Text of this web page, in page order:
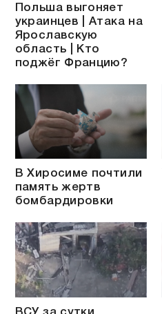
Польша выгоняет
украинцев | Атака на
Ярославскую
область | Кто
поджёг Францию?
В Хиросиме почтили
память жертв
бомбардировки
ВСУ за сутки